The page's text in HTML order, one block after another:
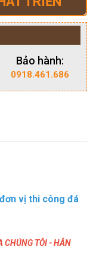
Bảo hành:
0918.461.686
vị thi công đá
CHÚNG TÔI - HÂN